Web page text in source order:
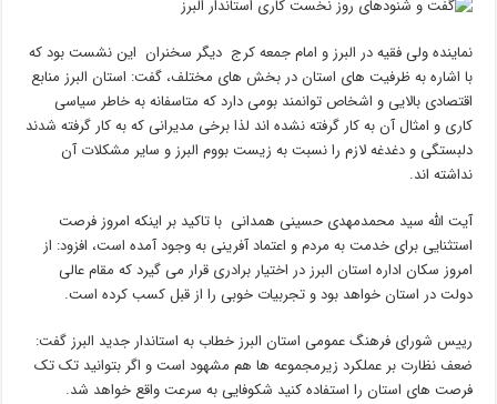
نماینده ولی فقیه در البرز و امام جمعه کرج دیگر سخنران این نشست بود که
با اشاره به ظرفیت های استان در بخش های مختلف، گفت: استان البرز منابع
اقتصادی بالایی و اشخاص توانمند بومی دارد که متاسفانه به خاطر سیاسی
کاری و امثال آن به کار گرفته نشده اند لذا برخی مدیرانی که به کار گرفته شدند
دلبستگی و دغدغه لازم را نسبت به زیست بووم البرز و سایر مشکلات آن
نداشته اند.
آیت الله سید محمدمهدی حسینی همدانی با تاکید بر اینکه امروز فرصت
استثنایی برای خدمت به مردم و اعتماد آفرینی به وجود آمده است، افزود: از
امروز سکان اداره استان البرز در اختیار برادری قرار می گیرد که مقام عالی
دولت در استان خواهد بود و تجربیات خوبی را از قبل کسب کرده است.
رییس شورای فرهنگ عمومی استان البرز خطاب به استاندار جدید البرز گفت:
ضعف نظارت بر عملکرد زیرمجموعه ها هم مشهود است و اگر بتوانید تک تک
فرصت های استان را استفاده کنید شکوفایی به سرعت واقع خواهد شد.